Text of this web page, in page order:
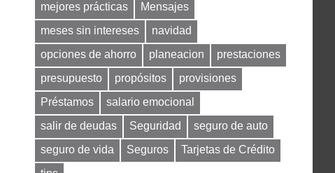
mejores prácticas
Mensajes
meses sin intereses
navidad
opciones de ahorro
planeacion
prestaciones
presupuesto
propósitos
provisiones
Préstamos
salario emocional
salir de deudas
Seguridad
seguro de auto
seguro de vida
Seguros
Tarjetas de Crédito